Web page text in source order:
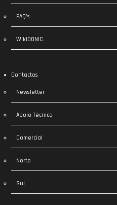
FAQ’s
WikIDONIC
Contactos
Newsletter
Apoio Técnico
Comercial
Norte
Sul